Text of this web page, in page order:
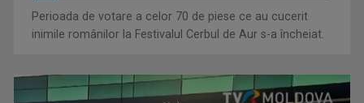
David Popovici atacă o performanţă istorică la Europene. În
Perioada de votare a celor 70 de piese ce au cucerit
inimile românilor la Festivalul Cerbul de Aur s-a încheiat.